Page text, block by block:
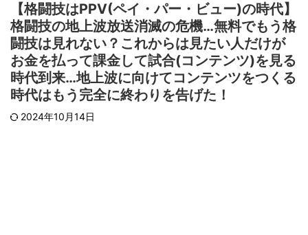
【格闘技はPPV(ペイ・パー・ビュー)の時代】
格闘技の地上波放送消滅の危機…無料でもう格
闘技は見れない？これからは見たい人だけが
お金を払って課金して試合(コンテンツ)を見る
時代到来…地上波に向けてコンテンツをつくる
時代はもう完全に終わりを告げた！
2024年10月14日